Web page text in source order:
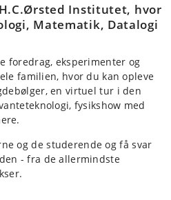
Institutet, hvor
Matematik, Datalogi
foredrag, eksperimenter og
familien, hvor du kan opleve
en virtuel tur i den
fysikshow med
og de studerende og få svar
- fra de allermindste